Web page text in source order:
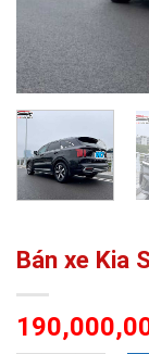
Bán xe Kia